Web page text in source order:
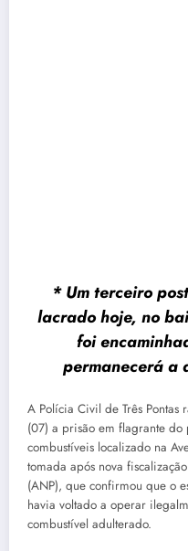
* Um terceiro
lacrado hoje, no
foi
permanecerá a
A Polícia Civil de Três Pontas
(07) a prisão em flagrante
combustíveis localizado na
tomada após nova
(ANP), que confirmou que o
havia voltado a operar
combustível adulterado.